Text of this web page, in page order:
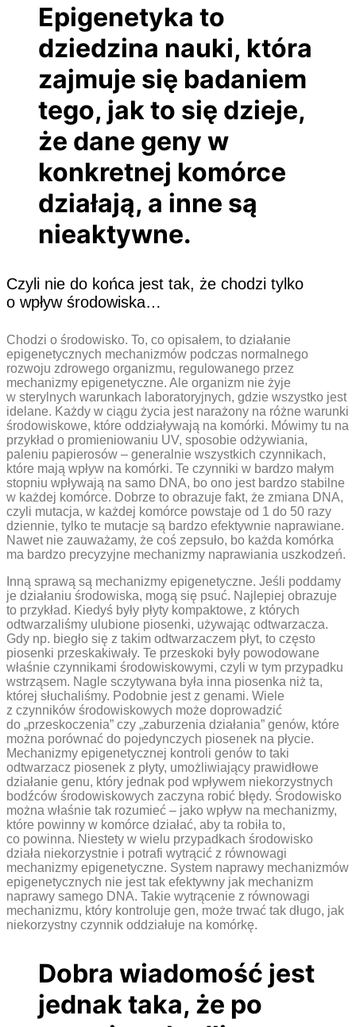
Epigenetyka to
dziedzina nauki, która
zajmuje się badaniem
tego, jak to się dzieje,
że dane geny w
konkretnej komórce
działają, a inne są
nieaktywne.
Czyli nie do końca jest tak, że chodzi tylko
o wpływ środowiska…
Chodzi o środowisko. To, co opisałem, to działanie
epigenetycznych mechanizmów podczas normalnego
rozwoju zdrowego organizmu, regulowanego przez
mechanizmy epigenetyczne. Ale organizm nie żyje
w sterylnych warunkach laboratoryjnych, gdzie wszystko jest
idelane. Każdy w ciągu życia jest narażony na różne warunki
środowiskowe, które oddziaływają na komórki. Mówimy tu na
przykład o promieniowaniu UV, sposobie odżywiania,
paleniu papierosów – generalnie wszystkich czynnikach,
które mają wpływ na komórki. Te czynniki w bardzo małym
stopniu wpływają na samo DNA, bo ono jest bardzo stabilne
w każdej komórce. Dobrze to obrazuje fakt, że zmiana DNA,
czyli mutacja, w każdej komórce powstaje od 1 do 50 razy
dziennie, tylko te mutacje są bardzo efektywnie naprawiane.
Nawet nie zauważamy, że coś zepsuło, bo każda komórka
ma bardzo precyzyjne mechanizmy naprawiania uszkodzeń.
Inną sprawą są mechanizmy epigenetyczne. Jeśli poddamy
je działaniu środowiska, mogą się psuć. Najlepiej obrazuje
to przykład. Kiedyś były płyty kompaktowe, z których
odtwarzaliśmy ulubione piosenki, używając odtwarzacza.
Gdy np. biegło się z takim odtwarzaczem płyt, to często
piosenki przeskakiwały. Te przeskoki były powodowane
właśnie czynnikami środowiskowymi, czyli w tym przypadku
wstrząsem. Nagle sczytywana była inna piosenka niż ta,
której słuchaliśmy. Podobnie jest z genami. Wiele
z czynników środowiskowych może doprowadzić
do „przeskoczenia” czy „zaburzenia działania” genów, które
można porównać do pojedynczych piosenek na płycie.
Mechanizmy epigenetycznej kontroli genów to taki
odtwarzacz piosenek z płyty, umożliwiający prawidłowe
działanie genu, który jednak pod wpływem niekorzystnych
bodźców środowiskowych zaczyna robić błędy. Środowisko
można właśnie tak rozumieć – jako wpływ na mechanizmy,
które powinny w komórce działać, aby ta robiła to,
co powinna. Niestety w wielu przypadkach środowisko
działa niekorzystnie i potrafi wytrącić z równowagi
mechanizmy epigenetyczne. System naprawy mechanizmów
epigenetycznych nie jest tak efektywny jak mechanizm
naprawy samego DNA. Takie wytrącenie z równowagi
mechanizmu, który kontroluje gen, może trwać tak długo, jak
niekorzystny czynnik oddziałuje na komórkę.
Dobra wiadomość jest
jednak taka, że po